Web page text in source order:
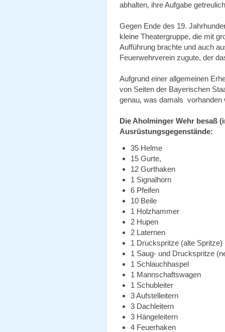
abhalten, ihre Aufgabe
Gegen Ende des 19.
kleine Theatergruppe, die mit
Aufführung brachte und auch
Feuerwehrverein zugute, der
Aufgrund einer allgemeinen
von Seiten der Bayerischen
genau, was damals vorhanden
Die Aholminger Wehr besaß
Ausrüstungsgegenstände:
35 Helme
15 Gurte,
12 Gurthaken
1 Signalhorn
6 Pfeifen
10 Beile
1 Holzhammer
2 Hupen
2 Laternen
1 Druckspritze (alte Spritze)
1 Saug- und Druckspritze
1 Schlauchhaspel
1 Mannschaftswagen
1 Schubleiter
3 Aufstelleitern
3 Dachleitern
3 Hängeleitern
4 Feuerhaken